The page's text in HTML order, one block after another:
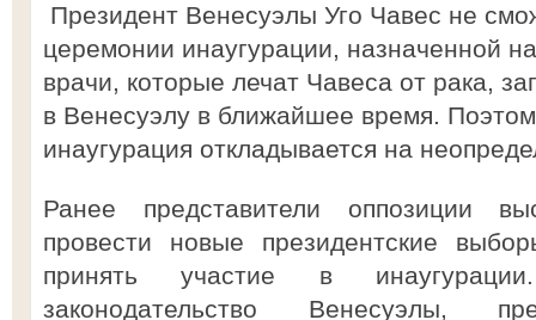
Президент Венесуэлы Уго Чавес не
церемонии инаугурации, назначенной
врачи, которые лечат Чавеса от рака,
в Венесуэлу в ближайшее время.
инаугурация откладывается на
Ранее представители оппозиции
провести новые президентские
принять участие в
законодательство Венесуэлы,